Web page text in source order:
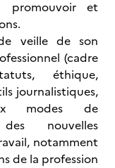
promouvoir et
veille de son
(cadre
éthique,
journalistiques,
modes de
nouvelles
notamment
de la profession